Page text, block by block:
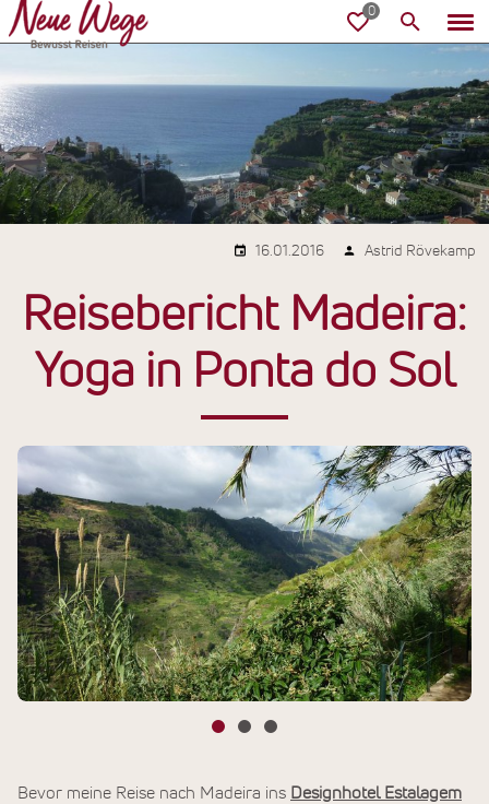
16.01.2016 Astrid Rövekamp
Reisebericht Madeira:
Yoga in Ponta do Sol
Bevor meine Reise nach Madeira ins Designhotel Estalagem